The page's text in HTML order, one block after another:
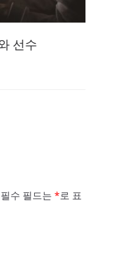
필수 필드는 *로 표